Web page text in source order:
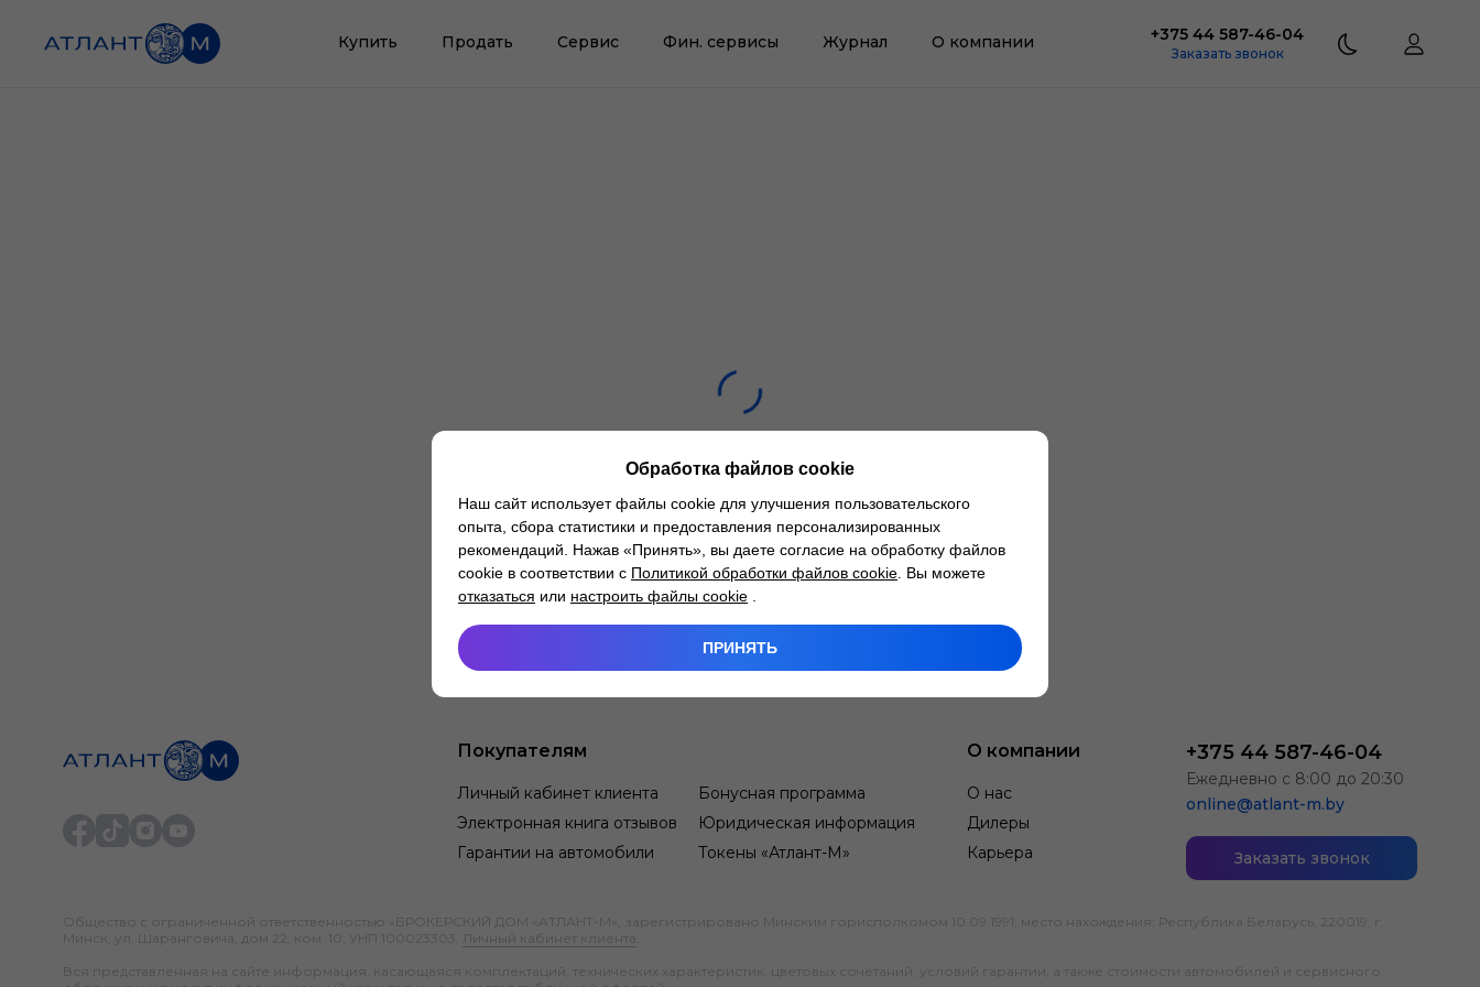
Купить Продать Сервис Фин. сервисы Журнал О компании +375 44 587-46-04
Заказать звонок
Покупателям
Личный кабинет клиента
Бонусная программа
Электронная книга отзывов
Юридическая информация
Гарантии на автомобили
Токены «Атлант-М»
О компании
О нас
Дилеры
Карьера
+375 44 587-46-04
Ежедневно с 8:00 до 20:30
online@atlant-m.by
Заказать звонок
Общество с ограниченной ответственностью «БРОКЕРСКИЙ ДОМ «АТЛАНТ-М», зарегистрировано Минским горисполкомом 10.09.1991; место нахождения: Республика Беларусь, 220019, г.
Минск, ул. Шаранговича, дом 22, ком. 10; УНП 100023303.
Личный кабинет клиента
Вся представленная на сайте информация, касающаяся комплектаций, технических характеристик, цветовых сочетаний, условий гарантии, а также стоимости автомобилей и сервисного
Обработка файлов cookie
Наш сайт использует файлы cookie для улучшения пользовательского
опыта, сбора статистики и предоставления персонализированных
рекомендаций. Нажав «Принять», вы даете согласие на обработку файлов
cookie в соответствии с Политикой обработки файлов cookie . Вы можете
отказаться или настроить файлы cookie
ПРИНЯТЬ